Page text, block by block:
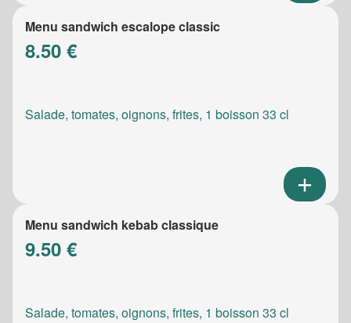
Menu sandwich escalope classic
8.50 €
Salade, tomates, oignons, frites, 1 boisson 33 cl
Menu sandwich kebab classique
9.50 €
Salade, tomates, oignons, frites, 1 boisson 33 cl